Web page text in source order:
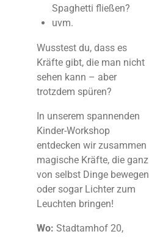
Spaghetti fließen?
uvm.
Wusstest du, dass es
Kräfte gibt, die man nicht
sehen kann – aber
trotzdem spüren?
In unserem spannenden
Kinder-Workshop
entdecken wir zusammen
magische Kräfte, die ganz
von selbst Dinge bewegen
oder sogar Lichter zum
Leuchten bringen!
Wo: Stadtamhof 20,